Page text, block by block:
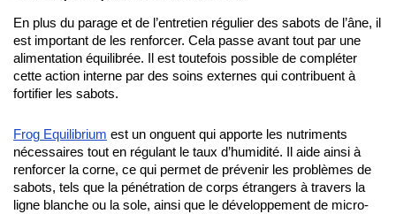
En plus du parage et de l’entretien régulier des sabots de l’âne, il
est important de les renforcer. Cela passe avant tout par une
alimentation équilibrée. Il est toutefois possible de compléter
cette action interne par des soins externes qui contribuent à
fortifier les sabots.
Frog Equilibrium est un onguent qui apporte les nutriments
nécessaires tout en régulant le taux d’humidité. Il aide ainsi à
renforcer la corne, ce qui permet de prévenir les problèmes de
sabots, tels que la pénétration de corps étrangers à travers la
ligne blanche ou la sole, ainsi que le développement de micro-